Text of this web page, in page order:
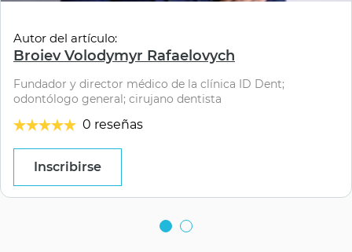
Autor del artículo:
Broiev Volodymyr Rafaelovych
Fundador y director médico de la clínica ID Dent;
odontólogo general; cirujano dentista
0 reseñas
Inscribirse